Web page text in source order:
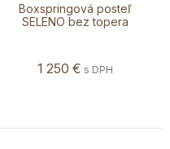
Boxspringová posteľ
SELENO bez topera
1 250 € s DPH